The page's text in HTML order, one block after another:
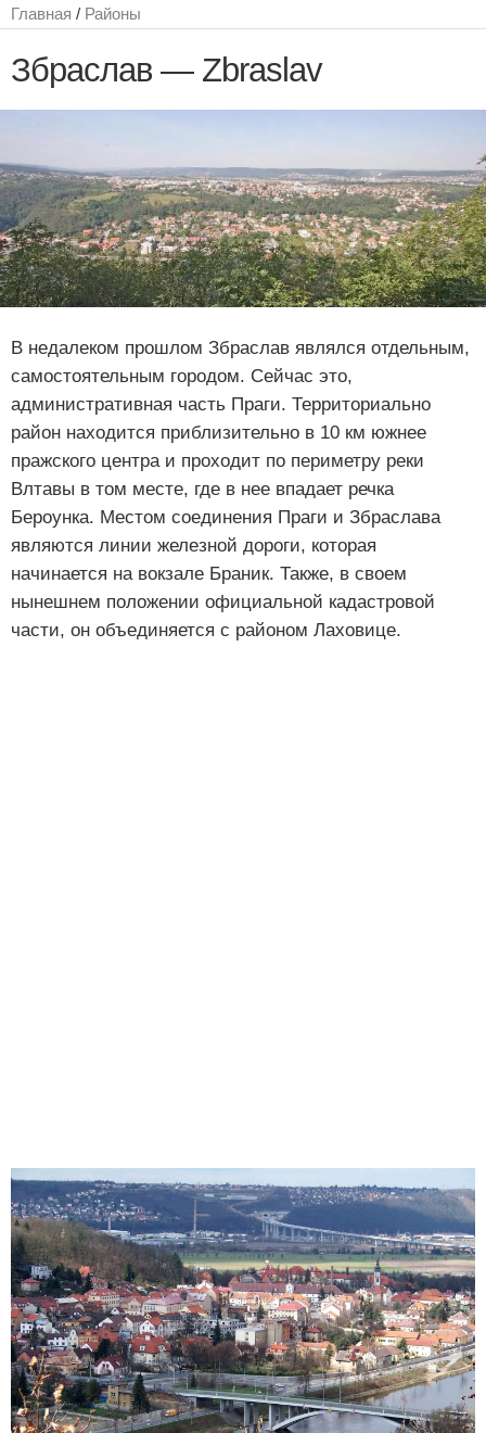
Главная / Районы
Збраслав — Zbraslav
В недалеком прошлом Збраслав являлся отдельным,
самостоятельным городом. Сейчас это,
административная часть Праги. Территориально
район находится приблизительно в 10 км южнее
пражского центра и проходит по периметру реки
Влтавы в том месте, где в нее впадает речка
Бероунка. Местом соединения Праги и Збраслава
являются линии железной дороги, которая
начинается на вокзале Браник. Также, в своем
нынешнем положении официальной кадастровой
части, он объединяется с районом Лаховице.